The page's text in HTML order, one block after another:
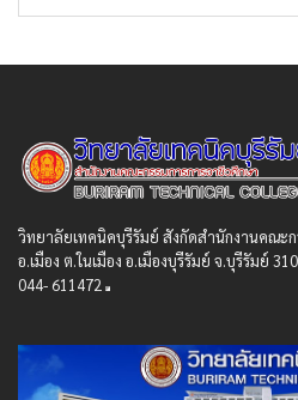
วิทยาลัยเทคนิคบุรีรัมย์ สังกัดสํานักงานคณะก
อ.เมือง ต.ในเมือง อ.เมืองบุรีรัมย์ จ.บุรีรัมย์
044- 611472